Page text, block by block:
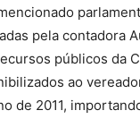
pela contadora
públicos da
ao
de 2011,